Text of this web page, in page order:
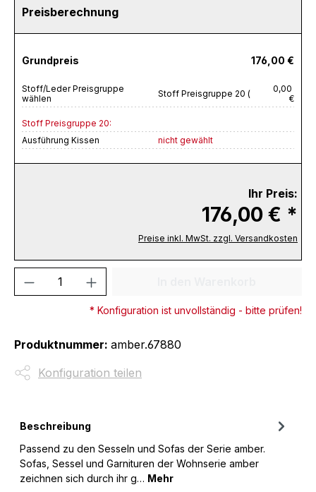
Preisberechnung
Grundpreis 176,00 €
Stoff/Leder Preisgruppe
wählen
Stoff Preisgruppe 20 (
0,00
€
Stoff Preisgruppe 20:
Ausführung Kissen
nicht gewählt
Ihr Preis:
176,00 € *
Preise inkl. MwSt. zzgl. Versandkosten
Produkt Anzahl: Gib den
* Konfiguration ist unvollständig - bitte prüfen!
Produktnummer: amber.67880
Konfiguration teilen
Beschreibung
Passend zu den Sesseln und Sofas der Serie amber.
Sofas, Sessel und Garnituren der Wohnserie amber
zeichnen sich durch ihr g… Mehr